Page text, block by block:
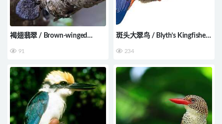
褐翅翡翠 / Brown-winged
amauroptera
91
斑头大翠鸟 / Blyth’s Kingfisher
234